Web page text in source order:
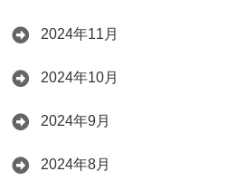
2024年11月
2024年10月
2024年9月
2024年8月